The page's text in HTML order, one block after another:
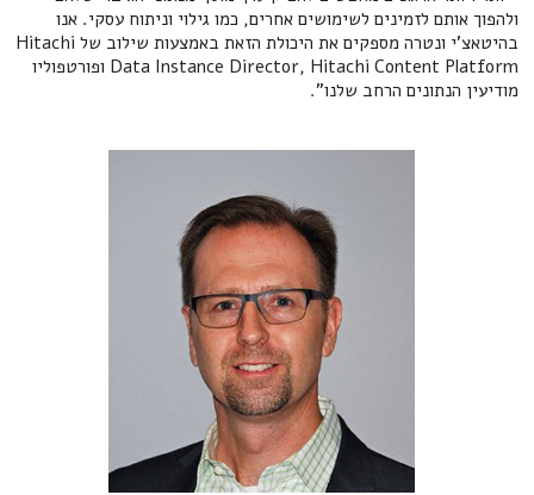
ולהפוך אותם לזמינים לשימושים אחרים, כמו גילוי וניתוח עסקי. אנו
בהיטאצ'י ונטרה מספקים את היכולת הזאת באמצעות שילוב של Hitachi
Data Instance Director, Hitachi Content Platform ופורטפוליו
מודיעין הנתונים הרחב שלנו".